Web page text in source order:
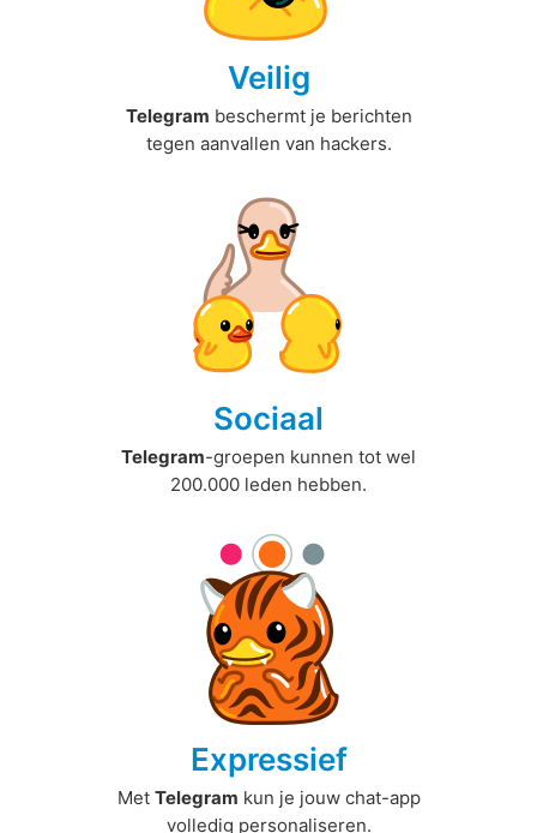
Veilig
Telegram beschermt je berichten
tegen aanvallen van hackers.
Sociaal
Telegram-groepen kunnen tot wel
200.000 leden hebben.
Expressief
Met Telegram kun je jouw chat-app
volledig personaliseren.